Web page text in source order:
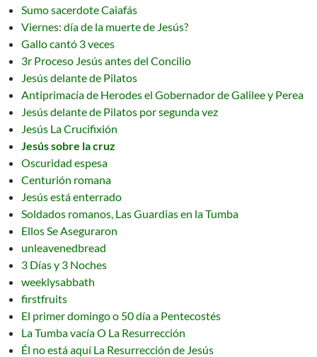
Sumo sacerdote Caiafás
Viernes: día de la muerte de Jesús?
Gallo cantó 3 veces
3r Proceso Jesús antes del Concilio
Jesús delante de Pilatos
Antiprimacía de Herodes el Gobernador de Galilee y Perea
Jesús delante de Pilatos por segunda vez
Jesús La Crucifixión
Jesús sobre la cruz
Oscuridad espesa
Centurión romana
Jesús está enterrado
Soldados romanos, Las Guardias en la Tumba
Ellos Se Aseguraron
unleavenedbread
3 Días y 3 Noches
weeklysabbath
firstfruits
El primer domingo o 50 día a Pentecostés
La Tumba vacía O La Resurrección
Él no está aquí La Resurrección de Jesús